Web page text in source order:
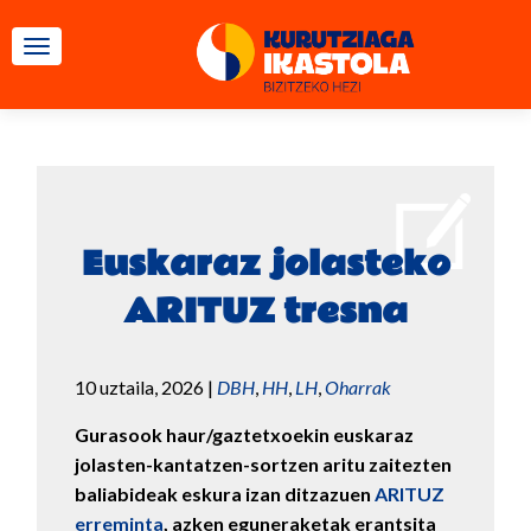
TOGGLE NAVIGATION
Euskaraz jolasteko
ARITUZ tresna
10 uztaila, 2026 | DBH, HH, LH,Oharrak
Gurasook haur/gaztetxoekin euskaraz
jolasten-kantatzen-sortzen aritu zaitezten
baliabideak eskura izan ditzazuen ARITUZ
erreminta, azken eguneraketak erantsita